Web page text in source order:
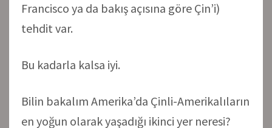
Francisco ya da bakış açısına göre Çin’i)
tehdit var.
Bu kadarla kalsa iyi.
Bilin bakalım Amerika’da Çinli-Amerikalıların
en yoğun olarak yaşadığı ikinci yer neresi?